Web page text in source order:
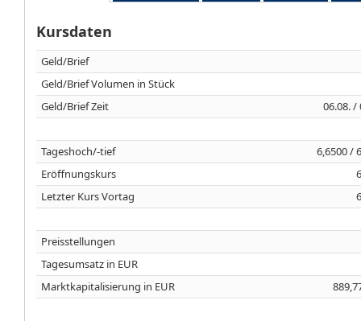
Kursdaten
Geld/Brief
Geld/Brief Volumen in Stück
Geld/Brief Zeit
06.08. /
Tageshoch/-tief
6,6500 /
Eröffnungskurs
Letzter Kurs Vortag
Preisstellungen
Tagesumsatz in EUR
Marktkapitalisierung in EUR